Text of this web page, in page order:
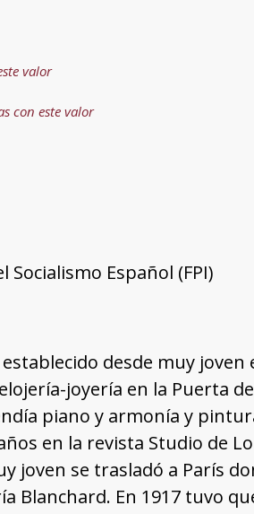
valor
con este valor
Español (FPI)
desde muy
joyería en la Puerta
piano y armonía y
en la revista Studio de
joven se trasladó a París
Blanchard. En 1917 tuvo